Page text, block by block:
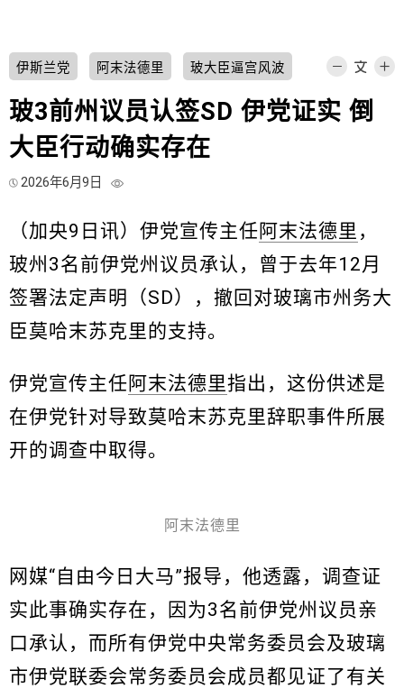
伊斯兰党 阿末法德里 玻大臣逼宫风波
玻3前州议员认签SD 伊党证实 倒
大臣行动确实存在
2026年6月9日
（加央9日讯）伊党宣传主任阿末法德里 ，
玻州3名前伊党州议员承认，曾于去年12月
签署法定声明（SD），撤回对玻璃市州务大
臣莫哈末苏克里的支持。
伊党宣传主任阿末法德里指出，这份供述是
在伊党针对导致莫哈末苏克里辞职事件所展
开的调查中取得。
阿末法德里
网媒“自由今日大马”报导，他透露，调查证
实此事确实存在，因为3名前伊党州议员亲
口承认，而所有伊党中央常务委员会及玻璃
市伊党联委会常务委员会成员都见证了有关